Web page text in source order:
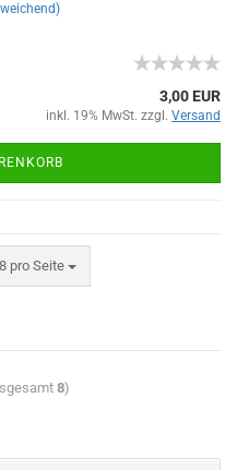
3,00 EUR
inkl. 19% MwSt. zzgl. Versand
8 pro Seite
8)